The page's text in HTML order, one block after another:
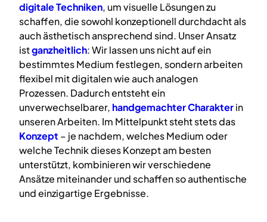
digitaleTechniken, um visuelle Lösungen zu
schaffen, die sowohl konzeptionell durchdacht als
auch ästhetisch ansprechend sind. Unser Ansatz
istganzheitlich: Wir lassen uns nicht auf ein
bestimmtes Medium festlegen, sondern arbeiten
flexibel mit digitalen wie auch analogen
Prozessen. Dadurch entsteht ein
unverwechselbarer, handgemachter Charakterin
unseren Arbeiten. Im Mittelpunkt steht stets das
Konzept – je nachdem, welches Medium oder
welche Technik dieses Konzept am besten
unterstützt, kombinieren wir verschiedene
Ansätze miteinander und schaffen so authentische
und einzigartige Ergebnisse.